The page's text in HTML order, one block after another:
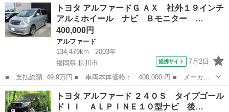
５Ｓ Ｃパッケージ 社外ＡＬＰＩＮＥ ＢＩＧ Ｘ１１インチＳＤ
ナヒ゛（...
大分 大分市 アルファード
トヨタ アルファードＧ ＡＸ 社外１９インチ
アルミホイール ナビ Ｂモニター …
400,000円
アルファード
134,479km
2003年
福岡県 柳川市
提携サイト 7月2日
■ 支払総額: 49.9万円 ■ 車両本体価格： 400,000 円 ■ メーカー
名： トヨタ ■ 車種名： アルファードＧ ■ グレード名： Ａ
Ｘ 社外１９インチアルミホイール ナビ Ｂモニター ＥＴＣ 両
側パワースライ...
福岡 柳川市 アルファード
トヨタ アルファード ２４０Ｓ タイプゴール
ドＩＩ ＡＬＰＩＮＥ１０型ナビ 後…